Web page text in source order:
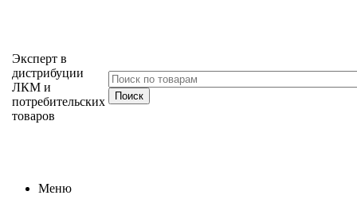
Эксперт в
дистрибуции
ЛКМ и
потребительских
товаров
Меню